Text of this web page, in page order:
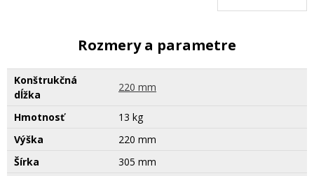
Rozmery a parametre
Konštrukčná
dĺžka
220 mm
Hmotnosť
13 kg
Výška
220 mm
Šírka
305 mm